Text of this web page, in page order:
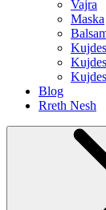
Vajra
Maska
Blog
Rreth Nesh